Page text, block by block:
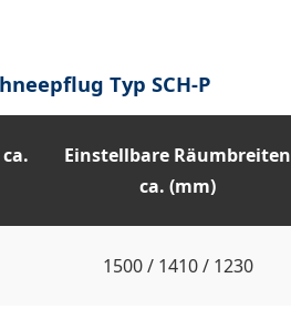
Typ SCH-P
Einstellbare Räumbreiten
ca. (mm)
1500 / 1410 / 1230